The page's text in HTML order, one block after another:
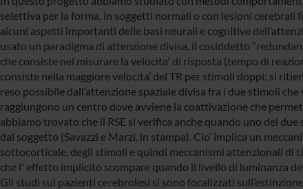
selettiva per la forma, in soggetti normali o con lesioni
alcuni aspetti importanti delle basi neurali e cognitive
usato un paradigma di attenzione divisa, il cosiddetto
che consiste nel misurare la velocita' di risposta (tempo di
consiste nella maggiore velocita’ del TR per stimoli doppi; si
reso possibile dall’attenzione spaziale divisa fra i due stimoli
raggiungono un centro dove avviene la coattivazione che
abbiamo trovato che il RSE si verifica anche quando uno dei
dal soggetto (Savazzi e Marzi, in stampa). Cio’ implica un
sottocorticale, degli stimoli e quindi meccanismi attenzionali
che l' effetto implicito scompare quando il livello di luminanza
Gli studi sui pazienti cerebrolesi si sono focalizzati